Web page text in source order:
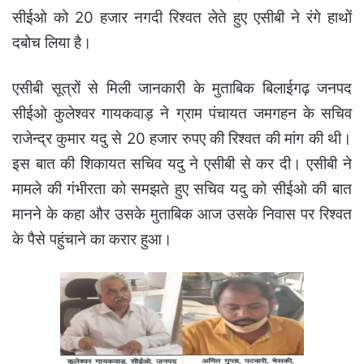
सीईओ को 20 हजार नगदी रिश्वत लेते हुए एसीबी ने रंगे हाथों
दबोच लिया है।
एसीबी सूत्रों से मिली जानकारी के मुताबिक बिलाईगढ़ जनपद
सीईओ कुलेश्वर गायकवाड़ ने ग्राम पंचायत जमगहन के सचिव
राजेन्द्र कुमार यदु से 20 हजार रुपए की रिश्वत की मांग की थी।
इस बात की शिकायत सचिव यदु ने एसीबी से कर दी। एसीबी ने
मामले की गंभीरता को समझते हुए सचिव यदु को सीईओ की बात
मानने के कहा और उसके मुताबिक आज उसके निवास पर रिश्वत
के पैसे पहुंचाने का करार हुआ।